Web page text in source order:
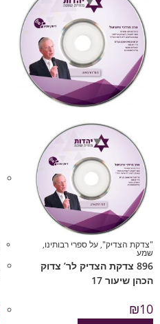
"צדקת הצדיק",על ספרי רבותינו,
שמע
896 צדקת הצדיק לר’ צדוק
הכהן שיעור 17
₪10